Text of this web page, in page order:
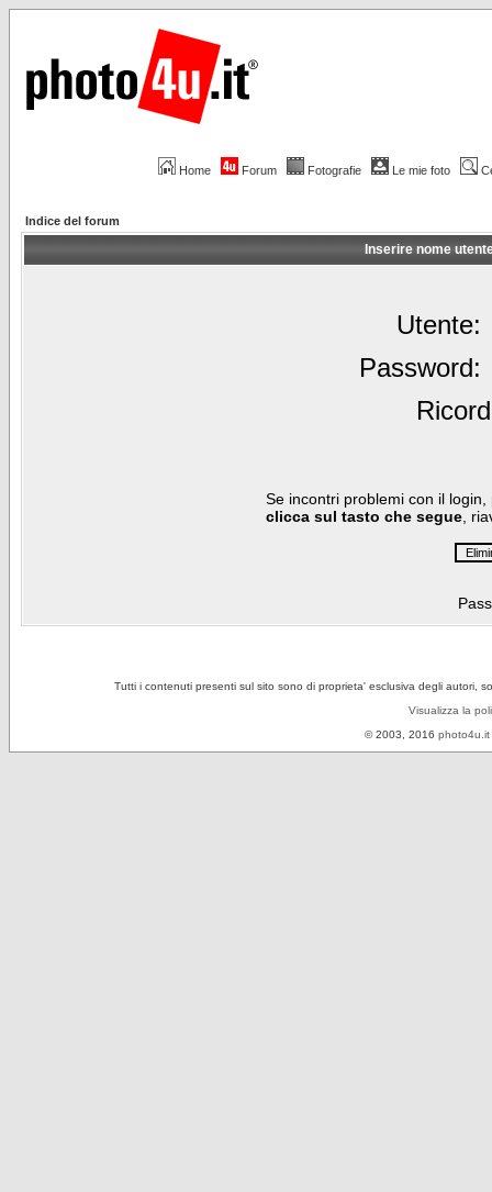
Home Forum Fotografie Le mie foto
Indice del forum
Inserire nome
Utente:
Password:
Se incontri problemi con il
clicca sul tasto che segue ,
Tutti i contenuti presenti sul sito sono di proprieta' esclusiva degli autori,
Visualizza la
© 2003, 2016 photo4u.it